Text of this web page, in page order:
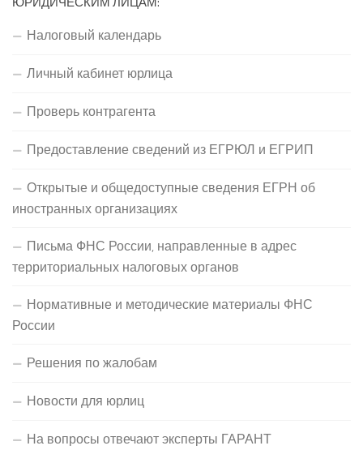
Налоговый календарь
Личный кабинет юрлица
Проверь контрагента
Предоставление сведений из ЕГРЮЛ и ЕГРИП
Открытые и общедоступные сведения ЕГРН об
иностранных организациях
Письма ФНС России, направленные в адрес
территориальных налоговых органов
Нормативные и методические материалы ФНС
России
Решения по жалобам
Новости для юрлиц
На вопросы отвечают эксперты ГАРАНТ